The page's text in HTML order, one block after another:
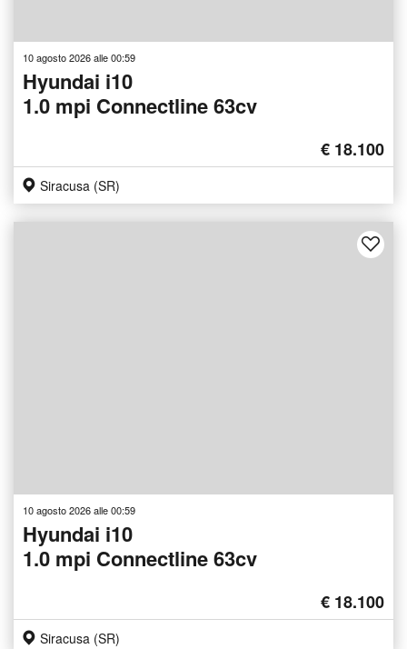
10 agosto 2026 alle 00:59
Hyundai i10
1.0 mpi Connectline 63cv
€ 18.100
Siracusa (SR)
10 agosto 2026 alle 00:59
Hyundai i10
1.0 mpi Connectline 63cv
€ 18.100
Siracusa (SR)